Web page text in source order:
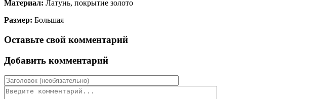
Материал: Латунь, покрытие золото
Размер: Большая
Оставьте свой комментарий
Добавить комментарий